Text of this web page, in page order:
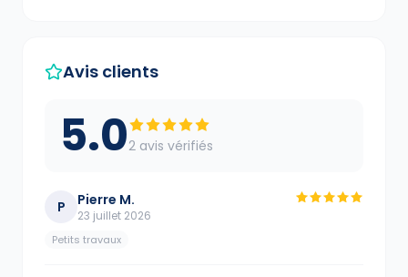
Avis clients
5.02 avis vérifiés
P Pierre M.
23 juillet 2026
Petits travaux